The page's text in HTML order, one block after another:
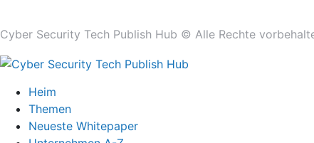
Cyber ​​Security Tech Publish Hub © Alle Rechte
Heim
Themen
Neueste Whitepaper